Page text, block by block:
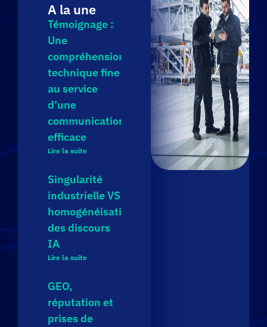
A la une
Témoignage :
Une
compréhension
technique fine
au service
d’une
communication
efficace
Lire la suite
Singularité
industrielle VS
homogénéisation
des discours
IA
Lire la suite
GEO,
réputation et
prises de